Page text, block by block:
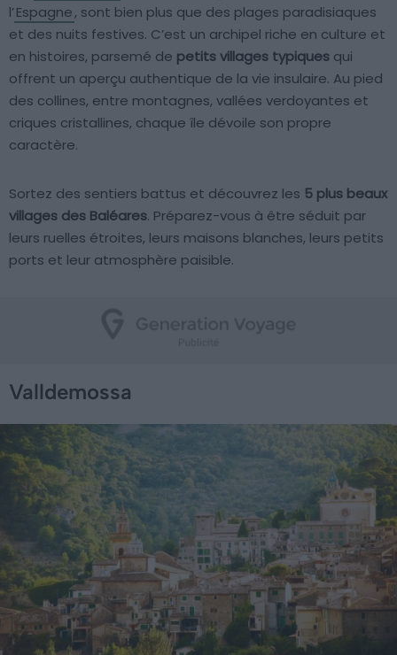
l’Espagne, sont bien plus que des plages paradisiaques
et des nuits festives. C’est un archipel riche en culture et
en histoires, parsemé de petits villages typiques qui
offrent un aperçu authentique de la vie insulaire. Au pied
des collines, entre montagnes, vallées verdoyantes et
criques cristallines, chaque île dévoile son propre
caractère.
Sortez des sentiers battus et découvrez les 5 plus beaux
villages des Baléares. Préparez-vous à être séduit par
leurs ruelles étroites, leurs maisons blanches, leurs petits
ports et leur atmosphère paisible.
Valldemossa